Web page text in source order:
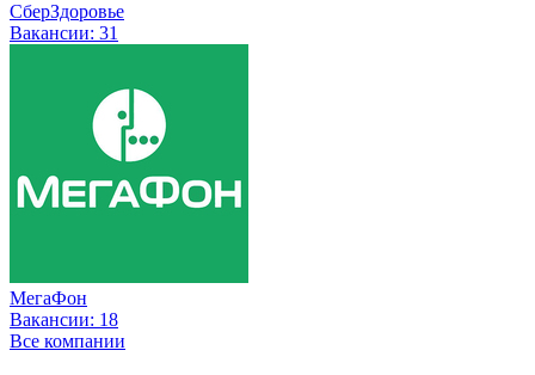
СберЗдоровье
Вакансии: 31
МегаФон
Вакансии: 18
Все компании